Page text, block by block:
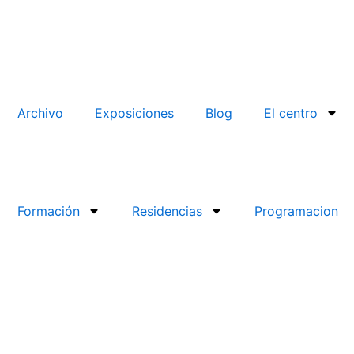
Archivo Exposiciones Blog El centro
Formación Residencias Programacion